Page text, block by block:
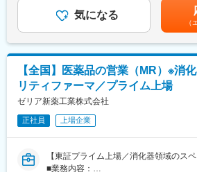
口腔感染制御の勧奨を促すための販売
さまのQOL向上と歯科医療の未来を創
・歯科局所麻酔、歯周病、う蝕、口腔
発
・口腔と全身の関係からアプローチした
使用のための情報の提供・収集・伝達の
・安全性/有効性情報の迅速な収集と提供
・国内製造の品質と安定供給を確保する
化
変更の範囲：会社の定める業務
チーム制を敷いておりますので、チー
図り、苦悩や喜びを共有しながら目標
■キャリアパス：
（1~3年後）
研修期間を経て、MRとして基幹病院や
動いただきます。
（3~5年後）
適性により、営業部門のチームリーダー
ントやスタッフ部門でご活躍いただきま
■取扱い商材：
ます。月給(月額)は固定手当を含めた表
気になる
（
【全国】医薬品の営業（MR）※消
リティファーマ／プライム上場
ゼリア新薬工業株式会社
正社員 上場企業
【東証プライム上場／消化器領域のス
■業務内容：